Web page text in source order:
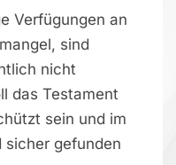
Verfügungen an
sind
nicht
das Testament
sein und im
sicher gefunden